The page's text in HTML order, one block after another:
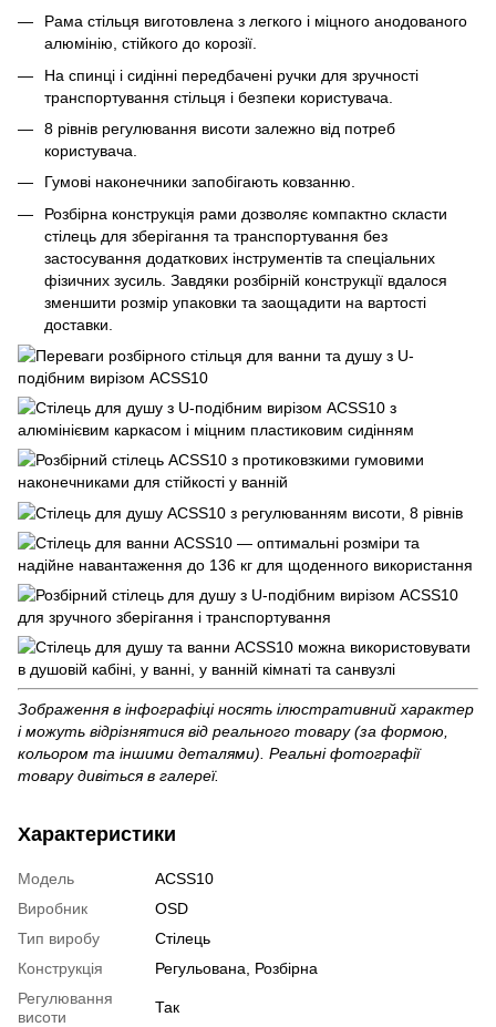
Рама стільця виготовлена з легкого і міцного анодованого
алюмінію, стійкого до корозії.
На спинці і сидінні передбачені ручки для зручності
транспортування стільця і безпеки користувача.
8 рівнів регулювання висоти залежно від потреб
користувача.
Гумові наконечники запобігають ковзанню.
Розбірна конструкція рами дозволяє компактно скласти
стілець для зберігання та транспортування без
застосування додаткових інструментів та спеціальних
фізичних зусиль. Завдяки розбірній конструкції вдалося
зменшити розмір упаковки та заощадити на вартості
доставки.
Зображення в інфографіці носять ілюстративний характер
і можуть відрізнятися від реального товару (за формою,
кольором та іншими деталями). Реальні фотографії
товару дивіться в галереї.
Характеристики
Модель
ACSS10
Виробник
OSD
Тип виробу
Стілець
Конструкція
Регульована, Розбірна
Регулювання
висоти
Так